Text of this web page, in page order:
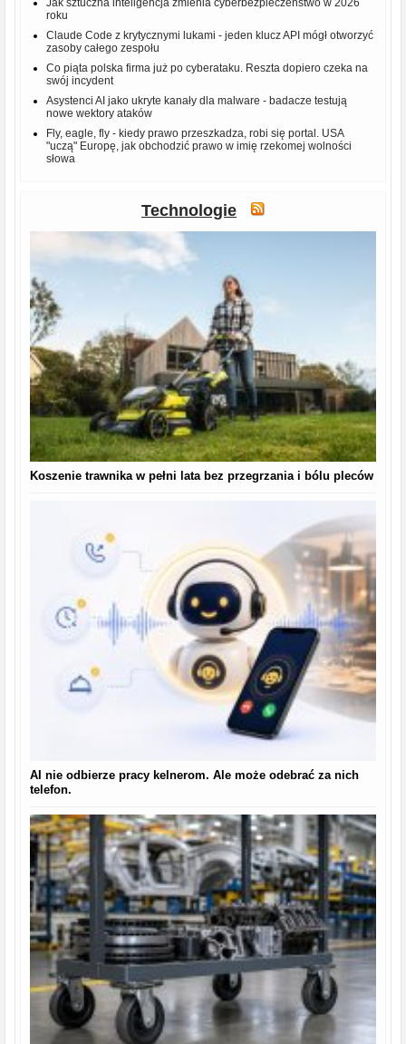
roku
Claude Code z krytycznymi lukami - jeden klucz API mógł otworzyć
zasoby całego zespołu
Co piąta polska firma już po cyberataku. Reszta dopiero czeka na
swój incydent
Asystenci AI jako ukryte kanały dla malware - badacze testują
nowe wektory ataków
Fly, eagle, fly - kiedy prawo przeszkadza, robi się portal. USA
"uczą" Europę, jak obchodzić prawo w imię rzekomej wolności
słowa
Technologie
Koszenie trawnika w pełni lata bez przegrzania i bólu pleców
AI nie odbierze pracy kelnerom. Ale może odebrać za nich
telefon.